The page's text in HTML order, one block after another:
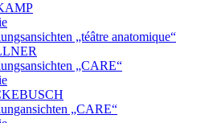
„téâtre anatomique“
„CARE“
„CARE“